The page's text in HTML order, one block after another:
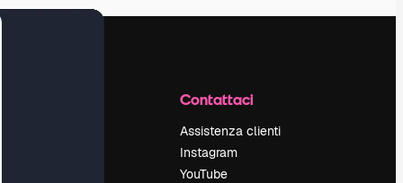
Contattaci
Assistenza clienti
Instagram
YouTube